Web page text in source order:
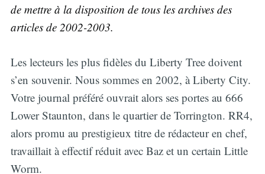
de mettre à la disposition de tous les archives des
articles de 2002-2003.
Les lecteurs les plus fidèles du Liberty Tree doivent
s’en souvenir. Nous sommes en 2002, à Liberty City.
Votre journal préféré ouvrait alors ses portes au 666
Lower Staunton, dans le quartier de Torrington. RR4,
alors promu au prestigieux titre de rédacteur en chef,
travaillait à effectif réduit avec Baz et un certain Little
Worm.